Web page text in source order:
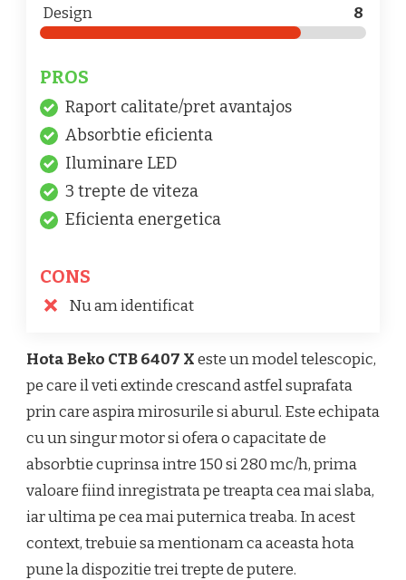
Design 8
PROS
Raport calitate/pret avantajos
Absorbtie eficienta
Iluminare LED
3 trepte de viteza
Eficienta energetica
CONS
Nu am identificat
Hota Beko CTB 6407 Xeste un model telescopic,
pe care il veti extinde crescand astfel suprafata
prin care aspira mirosurile si aburul. Este echipata
cu un singur motor si ofera o capacitate de
absorbtie cuprinsa intre 150 si 280 mc/h, prima
valoare fiind inregistrata pe treapta cea mai slaba,
iar ultima pe cea mai puternica treaba. In acest
context, trebuie sa mentionam ca aceasta hota
pune la dispozitie trei trepte de putere.